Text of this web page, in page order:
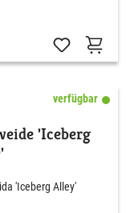
verfügbar
'Iceberg
'Iceberg Alley'